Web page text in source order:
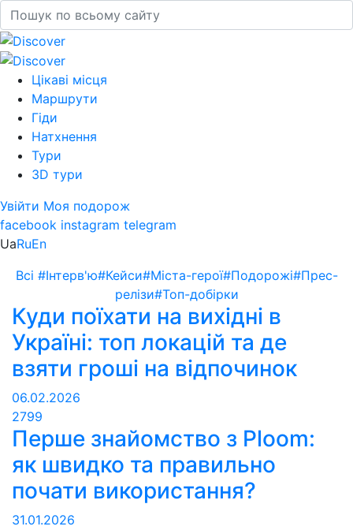
Цікаві місця
Маршрути
Гіди
Натхнення
Тури
3D тури
Увійти Моя подорож
facebook instagram telegram
UaRuEn
Всі #Інтерв'ю#Кейси#Міста-герої#Подорожі#Прес-
релізи#Топ-добірки
Куди поїхати на вихідні в
Україні: топ локацій та де
взяти гроші на відпочинок
06.02.2026
2799
Перше знайомство з Ploom:
як швидко та правильно
почати використання?
31.01.2026